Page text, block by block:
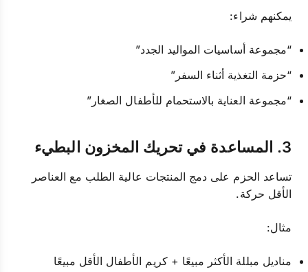
يمكنهم شراء:
“مجموعة أساسيات المواليد الجدد”
“حزمة التغذية أثناء السفر”
“مجموعة العناية بالاستحمام للأطفال الصغار”
3. المساعدة في تحريك المخزون البطيء
تساعد الحزم على دمج المنتجات عالية الطلب مع العناصر
الأقل حركة.
مثال:
مناديل مبللة الأكثر مبيعًا + كريم الأطفال الأقل مبيعًا